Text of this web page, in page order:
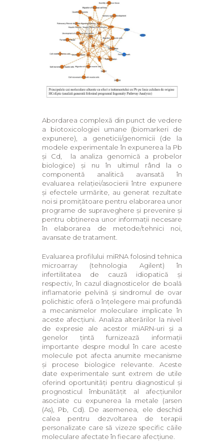
Abordarea complexă din punct de vedere
a biotoxicologiei umane (biomarkeri de
expunere), a geneticii/genomicii (de la
modele experimentale în expunerea la Pb
și Cd, la analiza genomică a probelor
biologice) și nu în ultimul rând la o
componentă analitică avansată în
evaluarea relației/asocierii între expunere
și efectele urmărite, au generat rezultate
noi si promițătoare pentru elaborarea unor
programe de supraveghere și prevenire și
pentru obținerea unor informații necesare
în elaborarea de metode/tehnici noi,
avansate de tratament.
Evaluarea profilului miRNA folosind tehnica
microarray (tehnologia Agilent) în
infertilitatea de cauză idiopatică și
respectiv, în cazul diagnosticelor de boală
inflamatorie pelvină și sindromul de ovar
polichistic oferă o înțelegere mai profundă
a mecanismelor moleculare implicate în
aceste afecțiuni. Analiza alterărilor la nivel
de expresie ale acestor miARN-uri și a
genelor țintă furnizează informații
importante despre modul în care aceste
molecule pot afecta anumite mecanisme
și procese biologice relevante. Aceste
date experimentale sunt extrem de utile
oferind oportunități pentru diagnosticul și
prognosticul îmbunătățit al afecțiunilor
asociate cu expunerea la metale (arsen
(As), Pb, Cd). De asemenea, ele deschid
calea pentru dezvoltarea de terapii
personalizate care să vizeze specific căile
moleculare afectate în fiecare afecțiune.